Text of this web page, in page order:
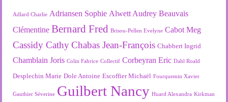
Adlard Charlie Adriansen Sophie Alwett Audrey Beauvais
Clémentine Bernard Fred Brisou-Pellen Evelyne Cabot Meg
Cassidy Cathy Chabas Jean-François Chabbert Ingrid
Chamblain Joris Colin Fabrice Collectif Corbeyran Eric Dahl Roald
Desplechin Marie Dole Antoine Escoffier Michaël Fourquemin Xavier
Gauthier Séverine Guilbert Nancy Huard Alexandra Kirkman